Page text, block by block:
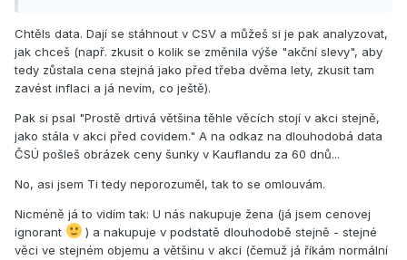
Chtěls data. Dají se stáhnout v CSV a můžeš si je pak analyzovat,
jak chceš (např. zkusit o kolik se změnila výše "akční slevy", aby
tedy zůstala cena stejná jako před třeba dvěma lety, zkusit tam
zavést inflaci a já nevím, co ještě).
Pak si psal "Prostě drtivá většina těhle věcích stojí v akci stejně,
jako stála v akci před covidem." A na odkaz na dlouhodobá data
ČSÚ pošleš obrázek ceny šunky v Kauflandu za 60 dnů...
No, asi jsem Ti tedy neporozuměl, tak to se omlouvám.
Nicméně já to vidím tak: U nás nakupuje žena (já jsem cenovej
ignorant
) a nakupuje v podstatě dlouhodobě stejně - stejné
věci ve stejném objemu a většinu v akci (čemuž já říkám normální